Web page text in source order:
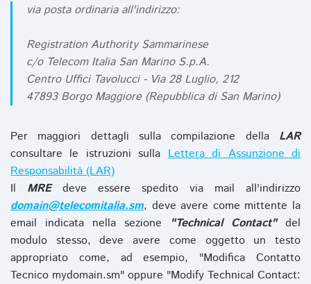
via posta ordinaria all'indirizzo:
Registration Authority Sammarinese
c/o Telecom Italia San Marino S.p.A.
Centro Uffici Tavolucci - Via 28 Luglio, 212
47893 Borgo Maggiore (Repubblica di San Marino)
Per maggiori dettagli sulla compilazione della LAR
consultare le istruzioni sullaLettera di Assunzione di
Responsabilità (LAR)
Il MREdeve essere spedito via mail all'indirizzo
domain@telecomitalia.sm, deve avere come mittente la
email indicata nella sezione
"Technical Contact"del
modulo stesso, deve avere come oggetto un testo
appropriato come, ad esempio, "Modifica Contatto
Tecnico mydomain.sm" oppure "Modify Technical Contact: